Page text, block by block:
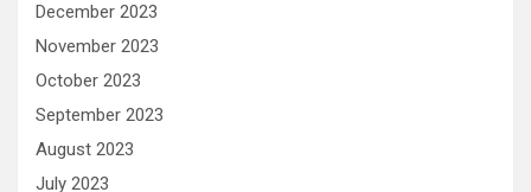
December 2023
November 2023
October 2023
September 2023
August 2023
July 2023